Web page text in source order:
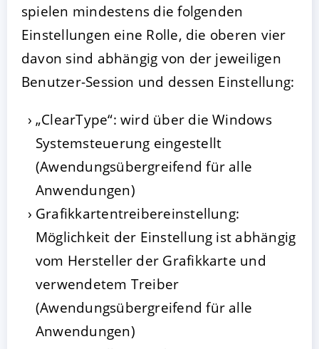
spielen mindestens die folgenden
Einstellungen eine Rolle, die oberen vier
davon sind abhängig von der jeweiligen
Benutzer-Session und dessen Einstellung:
„ClearType“: wird über die Windows
Systemsteuerung eingestellt
(Awendungsübergreifend für alle
Anwendungen)
Grafikkartentreibereinstellung:
Möglichkeit der Einstellung ist abhängig
vom Hersteller der Grafikkarte und
verwendetem Treiber
(Awendungsübergreifend für alle
Anwendungen)